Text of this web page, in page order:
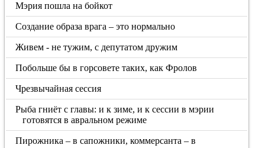
Мэрия пошла на бойкот
Создание образа врага – это нормально
Живем - не тужим, с депутатом дружим
Побольше бы в горсовете таких, как Фролов
Чрезвычайная сессия
Рыба гниёт с главы: и к зиме, и к сессии в мэрии
готовятся в авральном режиме
Пирожника – в сапожники, коммерсанта – в